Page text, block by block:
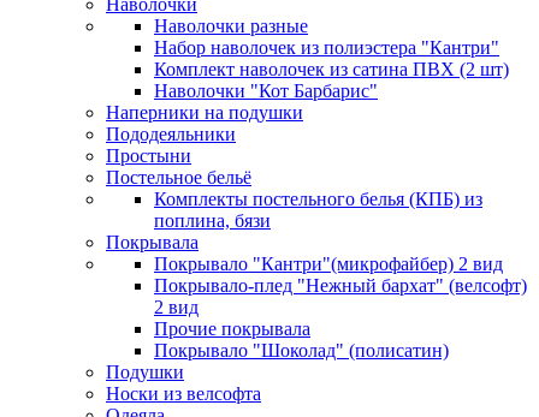
Наволочки
Наволочки разные
Набор наволочек из полиэстера "Кантри"
Комплект наволочек из сатина ПВХ (2 шт)
Наволочки "Кот Барбарис"
Наперники на подушки
Пододеяльники
Простыни
Постельное бельё
Комплекты постельного белья (КПБ) из
поплина, бязи
Покрывала
Покрывало "Кантри"(микрофайбер) 2 вид
Покрывало-плед "Нежный бархат" (велсофт)
2 вид
Прочие покрывала
Покрывало "Шоколад" (полисатин)
Подушки
Носки из велсофта